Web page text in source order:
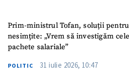
Prim-ministrul Tofan, soluții
nesimțite: „Vrem să investigăm
pachete salariale”
POLITIC 31 iulie 2026, 10:47